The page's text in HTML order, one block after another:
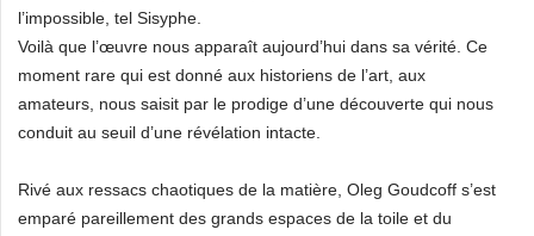
l’impossible, tel Sisyphe.
Voilà que l’œuvre nous apparaît aujourd’hui dans sa vérité. Ce
moment rare qui est donné aux historiens de l’art, aux
amateurs, nous saisit par le prodige d’une découverte qui nous
conduit au seuil d’une révélation intacte.
Rivé aux ressacs chaotiques de la matière, Oleg Goudcoff s’est
emparé pareillement des grands espaces de la toile et du